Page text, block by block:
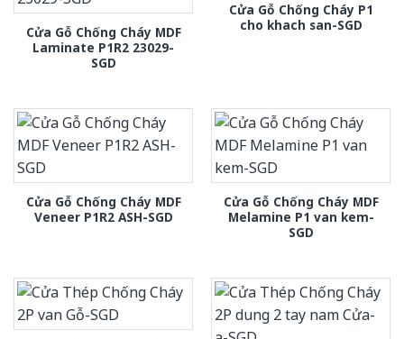
Cửa Gỗ Chống Cháy MDF
Laminate P1R2 23029-
SGD
Cửa Gỗ Chống Cháy P1
cho khach san-SGD
Cửa Gỗ Chống Cháy MDF
Veneer P1R2 ASH-SGD
Cửa Gỗ Chống Cháy MDF
Melamine P1 van kem-
SGD